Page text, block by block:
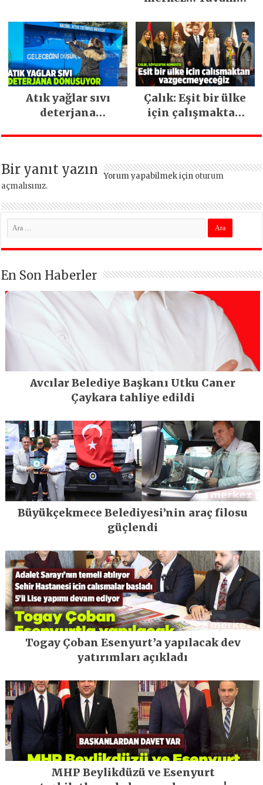
ara vermeden
devam ediyor
Atık yağlar sıvı
deterjana
Çalık: Eşit bir ülke
için çalışmaktan
Bir yanıt yazın Yorum yapabilmek için oturum
açmalısınız.
En Son Haberler
Avcılar Belediye Başkanı Utku Caner
Çaykara tahliye edildi
Büyükçekmece Belediyesi’nin araç filosu
güçlendi
Togay Çoban Esenyurt’a yapılacak dev
yatırımları açıkladı
MHP Beylikdüzü ve Esenyurt